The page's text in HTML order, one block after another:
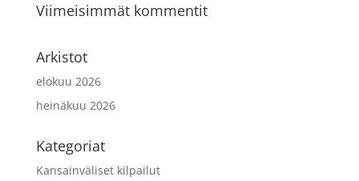
Viimeisimmät kommentit
Arkistot
elokuu 2026
heinäkuu 2026
Kategoriat
Kansainväliset kilpailut